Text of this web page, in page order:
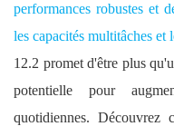
performances robustes et
les capacités multitâches et
12.2 promet d'être plus
potentielle pour
quotidiennes. Découvrez